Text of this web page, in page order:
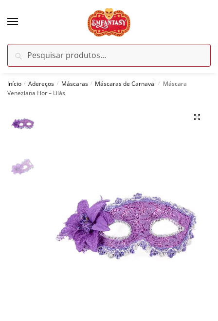
por:
Pesquisar
Início / Adereços / Máscaras / Máscaras de Carnaval / Máscara
Veneziana Flor – Lilás